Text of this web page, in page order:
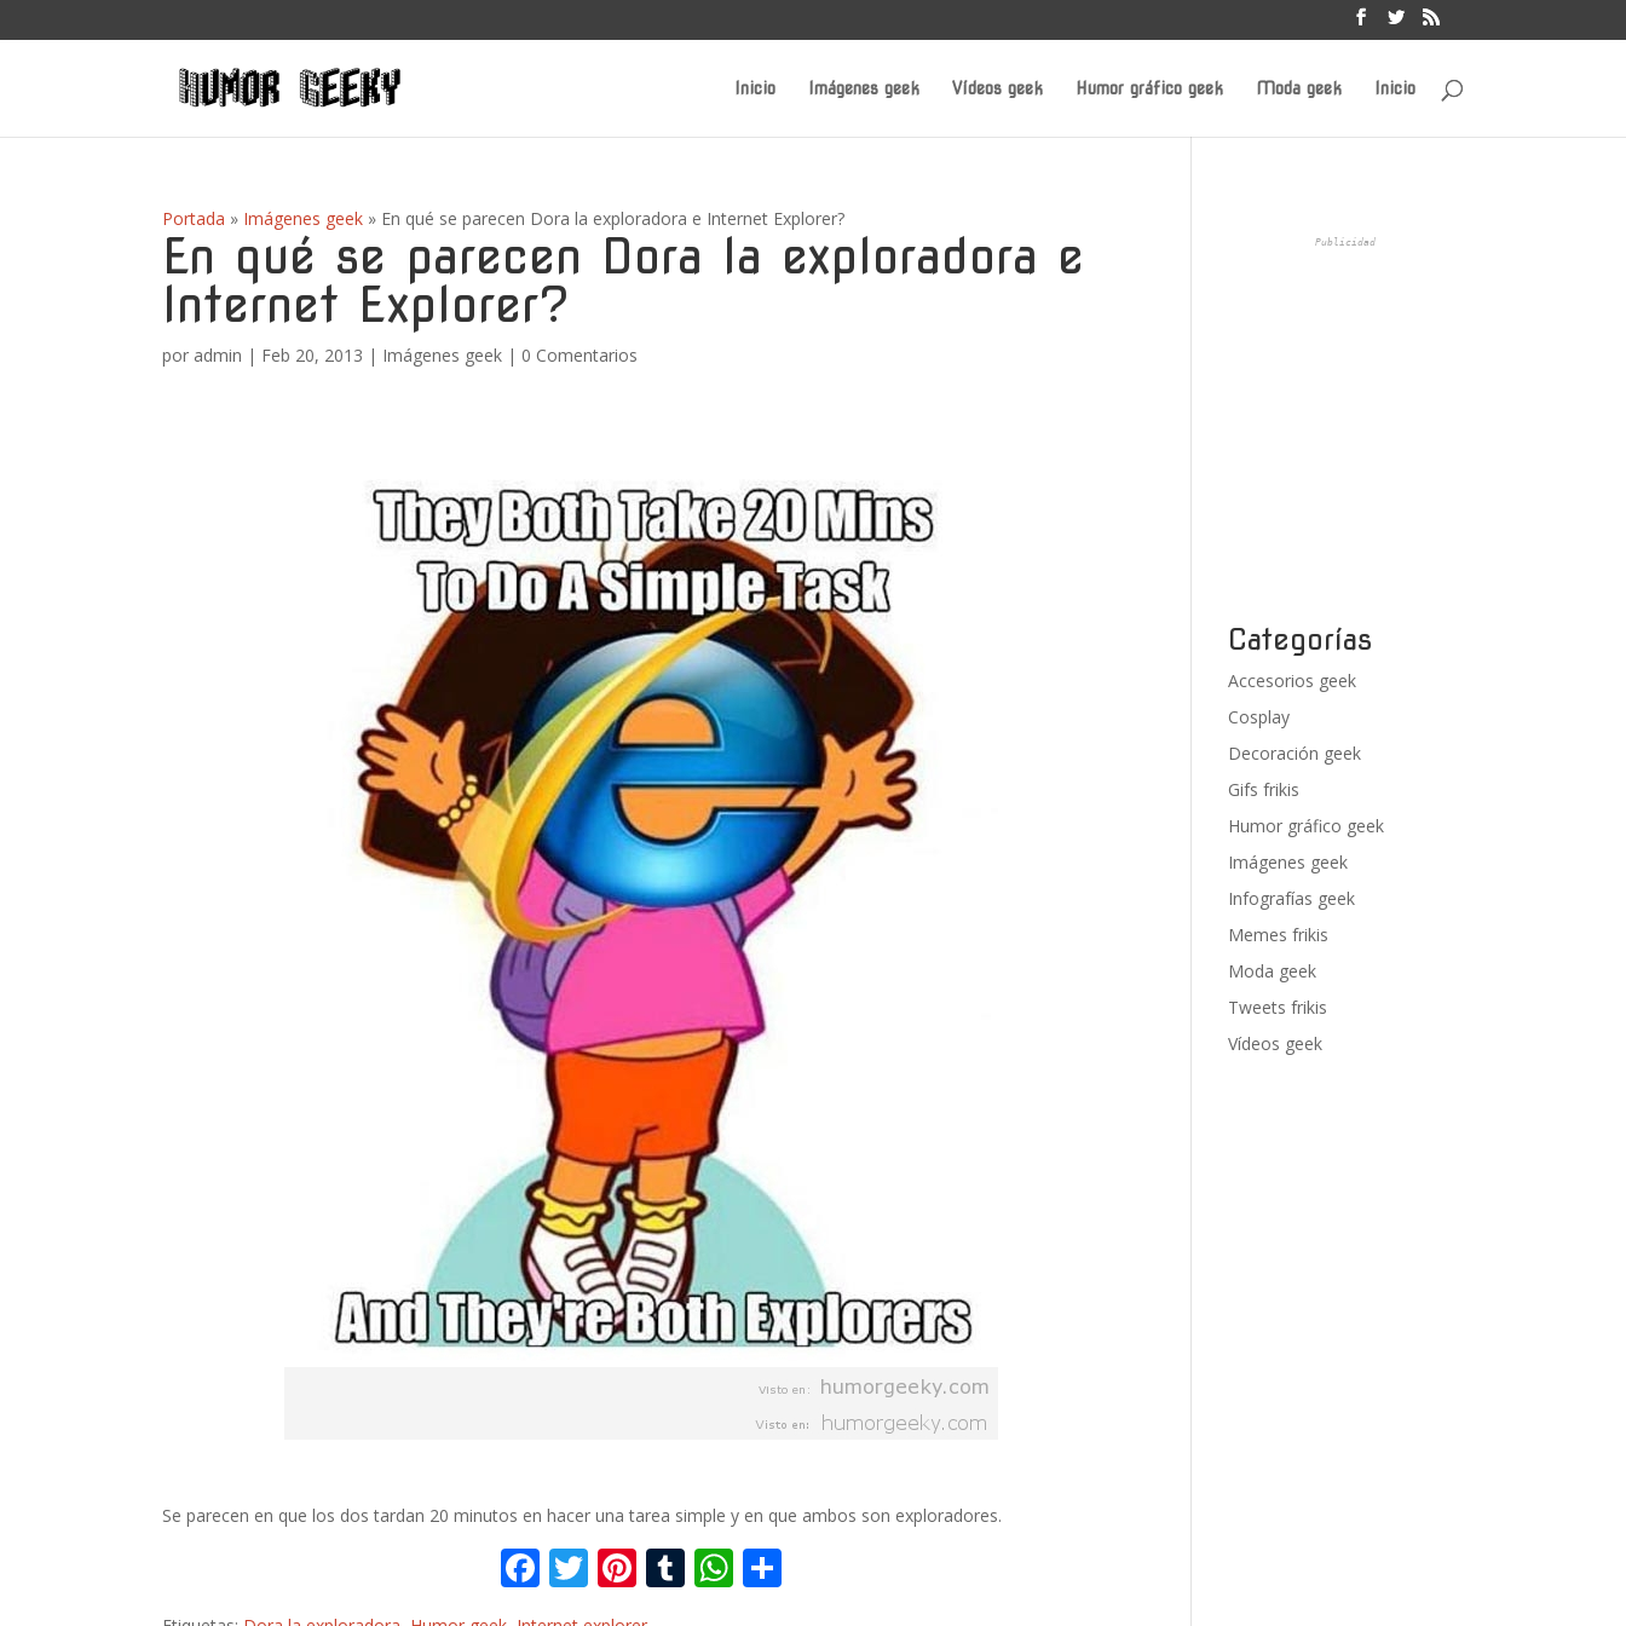
Inicio Imágenes geek Vídeos geek Humor gráfico geek Moda geek Inicio
Portada » Imágenes geek » En qué se parecen Dora la exploradora e Internet Explorer?
En qué se parecen Dora la exploradora e
Internet Explorer?
por admin | Feb 20, 2013 | Imágenes geek | 0 Comentarios
Se parecen en que los dos tardan 20 minutos en hacer una tarea simple y en que ambos son exploradores.
F
ac
T
w
Pi T W
Publicidad
Categorías
Accesorios geek
Cosplay
Decoración geek
Gifs frikis
Humor gráfico geek
Imágenes geek
Infografías geek
Memes frikis
Moda geek
Tweets frikis
Vídeos geek